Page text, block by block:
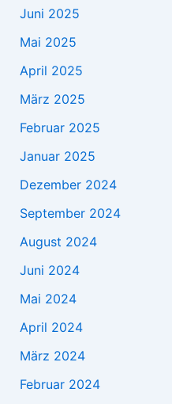
Juni 2025
Mai 2025
April 2025
März 2025
Februar 2025
Januar 2025
Dezember 2024
September 2024
August 2024
Juni 2024
Mai 2024
April 2024
März 2024
Februar 2024